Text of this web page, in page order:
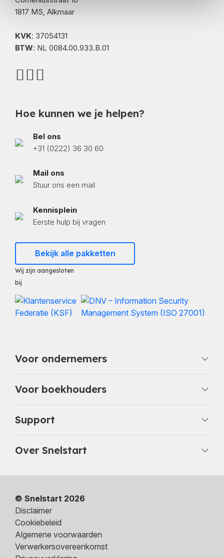
1817 MS, Alkmaar
KVK: 37054131
BTW: NL 0084.00.933.B.01
Hoe kunnen we je helpen?
Bel ons
+31 (0222) 36 30 60
Mail ons
Stuur ons een mail
Kennisplein
Eerste hulp bij vragen
Bekijk alle pakketten
Wij zijn aangesloten
bij
Voor ondernemers
Voor boekhouders
Support
Over Snelstart
© Snelstart 2026
Disclaimer
Cookiebeleid
Algemene voorwaarden
Verwerkersovereenkomst